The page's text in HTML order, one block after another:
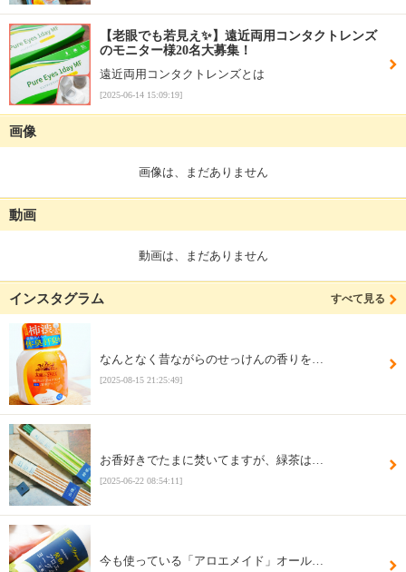
【老眼でも若見え✨】遠近両用コンタクトレンズ
のモニター様20名大募集！
遠近両用コンタクトレンズとは
[2025-06-14 15:09:19]
画像
画像は、まだありません
動画
動画は、まだありません
インスタグラム すべて見る
なんとなく昔ながらのせっけんの香りを…
[2025-08-15 21:25:49]
お香好きでたまに焚いてますが、緑茶は…
[2025-06-22 08:54:11]
今も使っている「アロエメイド」オール…